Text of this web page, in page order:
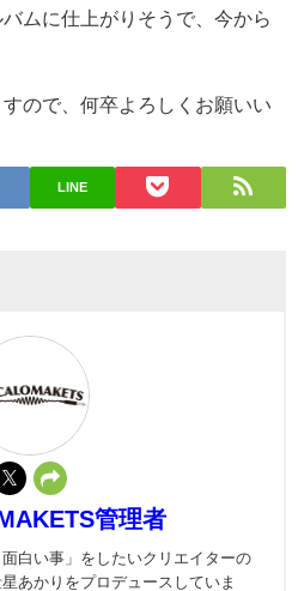
ムに仕上がりそうで、今から
ので、何卒よろしくお願いい
LINE
管理者
白い事」をしたいクリエイターの
あかりをプロデュースしていま